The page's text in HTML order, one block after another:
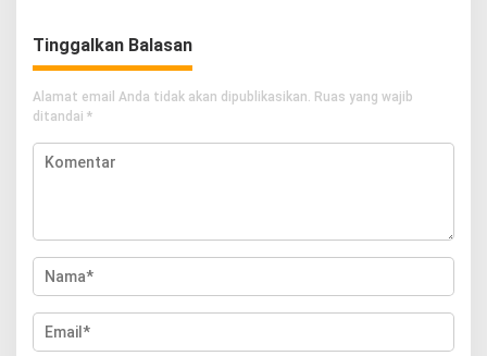
Tinggalkan Balasan
Alamat email Anda tidak akan dipublikasikan. Ruas yang wajib
ditandai *